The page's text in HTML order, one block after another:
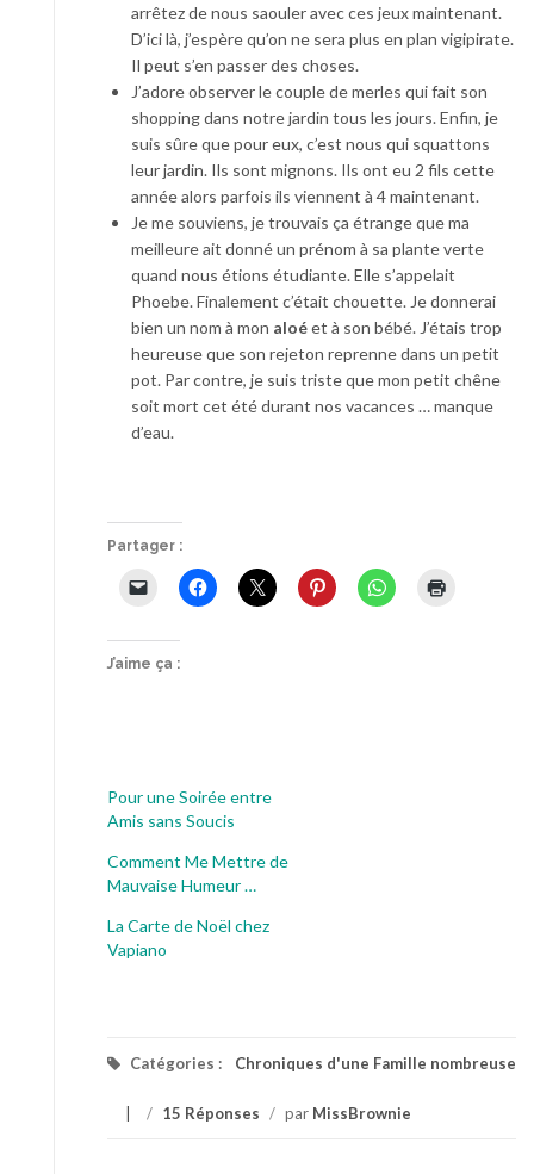
arrêtez de nous saouler avec ces jeux maintenant.
D’ici là, j’espère qu’on ne sera plus en plan vigipirate.
Il peut s’en passer des choses.
J’adore observer le couple de merles qui fait son
shopping dans notre jardin tous les jours. Enfin, je
suis sûre que pour eux, c’est nous qui squattons
leur jardin. Ils sont mignons. Ils ont eu 2 fils cette
année alors parfois ils viennent à 4 maintenant.
Je me souviens, je trouvais ça étrange que ma
meilleure ait donné un prénom à sa plante verte
quand nous étions étudiante. Elle s’appelait
Phoebe. Finalement c’était chouette. Je donnerai
bien un nom à mon aloéet à son bébé. J’étais trop
heureuse que son rejeton reprenne dans un petit
pot. Par contre, je suis triste que mon petit chêne
soit mort cet été durant nos vacances … manque
d’eau.
Partager :
J’aime ça :
Pour une Soirée entre
Amis sans Soucis
Comment Me Mettre de
Mauvaise Humeur …
La Carte de Noël chez
Vapiano
Catégories : Chroniques d'une Famille nombreuse
/ 15 Réponses / par MissBrownie